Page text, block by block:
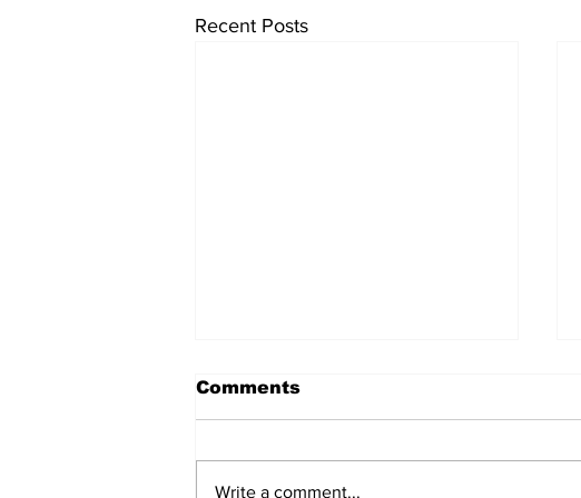
Recent Posts
Comments
Write a comment...